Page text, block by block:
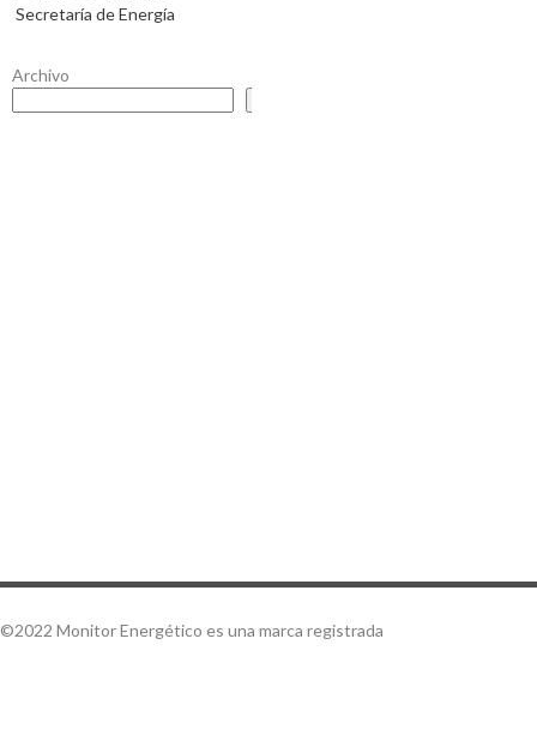
Secretaría de Energía
Archivo
©2022 Monitor Energético es una marca registrada